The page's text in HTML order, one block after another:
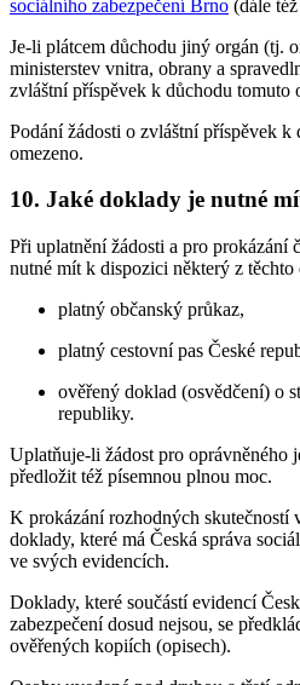
sociálního zabezpečení Brno (dále
Je-li plátcem důchodu jiný orgán (tj.
ministerstev vnitra, obrany a
zvláštní příspěvek k důchodu tomuto
Podání žádosti o zvláštní příspěvek k
omezeno.
10. Jaké doklady je nutné
Při uplatnění žádosti a pro prokázání
nutné mít k dispozici některý z těchto
platný občanský průkaz,
platný cestovní pas České
ověřený doklad (osvědčení) o
republiky.
Uplatňuje-li žádost pro oprávněného
předložit též písemnou plnou moc.
K prokázání rozhodných skutečností
doklady, které má Česká správa
ve svých evidencích.
Doklady, které součástí evidencí
zabezpečení dosud nejsou, se
ověřených kopiích (opisech).